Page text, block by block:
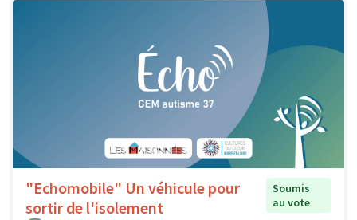
"Echomobile" Un véhicule pour
sortir de l'isolement
Soumis
au vote